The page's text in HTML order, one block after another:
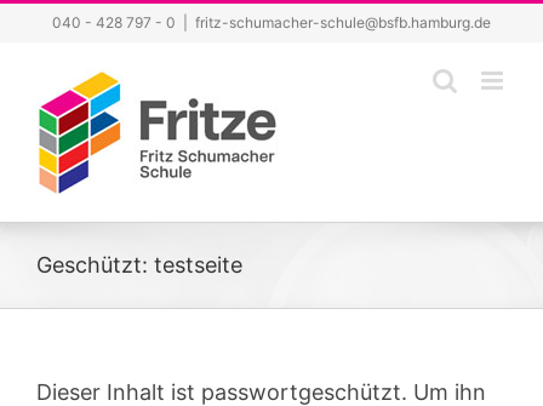
springen
040 - 428 797 - 0 fritz-schumacher-schule@bsfb.hamburg.de
Geschützt: testseite
Dieser Inhalt ist passwortgeschützt. Um ihn